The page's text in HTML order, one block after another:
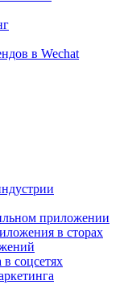
в Wechat
приложении
в сторах
соцсетях